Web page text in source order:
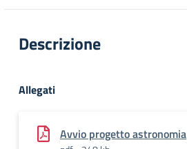
Descrizione
Allegati
Avvio progetto astronomia